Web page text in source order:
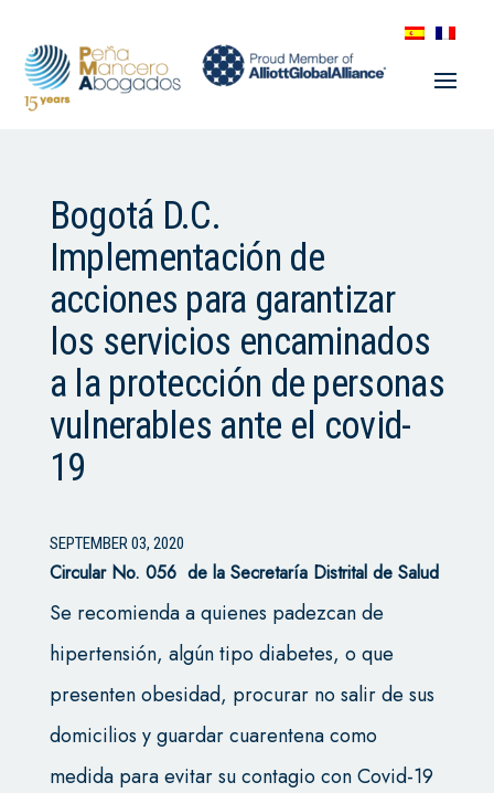
Bogotá D.C.
Implementación de
acciones para garantizar
los servicios encaminados
a la protección de personas
vulnerables ante el covid-
19
SEPTEMBER 03, 2020
Circular No. 056 de la Secretaría Distrital de Salud
Se recomienda a quienes padezcan de
hipertensión, algún tipo diabetes, o que
presenten obesidad, procurar no salir de sus
domicilios y guardar cuarentena como
medida para evitar su contagio con Covid-19